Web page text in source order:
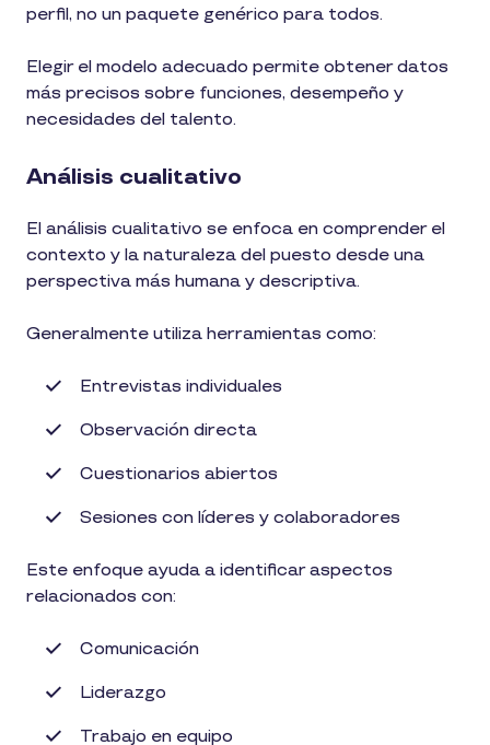
perfil, no un paquete genérico para todos.
Elegir el modelo adecuado permite obtener datos
más precisos sobre funciones, desempeño y
necesidades del talento.
Análisis cualitativo
El análisis cualitativo se enfoca en comprender el
contexto y la naturaleza del puesto desde una
perspectiva más humana y descriptiva.
Generalmente utiliza herramientas como:
Entrevistas individuales
Observación directa
Cuestionarios abiertos
Sesiones con líderes y colaboradores
Este enfoque ayuda a identificar aspectos
relacionados con:
Comunicación
Liderazgo
Trabajo en equipo